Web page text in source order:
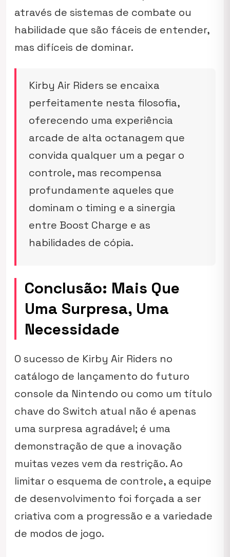
através de sistemas de combate ou
habilidade que são fáceis de entender,
mas difíceis de dominar.
Kirby Air Riders se encaixa
perfeitamente nesta filosofia,
oferecendo uma experiência
arcade de alta octanagem que
convida qualquer um a pegar o
controle, mas recompensa
profundamente aqueles que
dominam o timing e a sinergia
entre Boost Charge e as
habilidades de cópia.
Conclusão: Mais Que
Uma Surpresa, Uma
Necessidade
O sucesso de Kirby Air Riders no
catálogo de lançamento do futuro
console da Nintendo ou como um título
chave do Switch atual não é apenas
uma surpresa agradável; é uma
demonstração de que a inovação
muitas vezes vem da restrição. Ao
limitar o esquema de controle, a equipe
de desenvolvimento foi forçada a ser
criativa com a progressão e a variedade
de modos de jogo.